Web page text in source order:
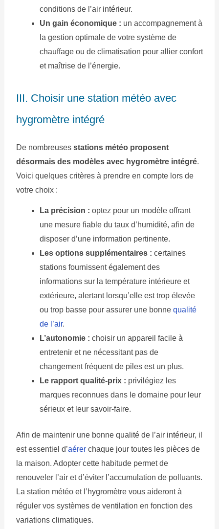
conditions de l’air intérieur.
Un gain économique : un accompagnement à
la gestion optimale de votre système de
chauffage ou de climatisation pour allier confort
et maîtrise de l’énergie.
III. Choisir une station météo avec
hygromètre intégré
De nombreuses stations météo proposent
désormais des modèles avec hygromètre intégré.
Voici quelques critères à prendre en compte lors de
votre choix :
La précision : optez pour un modèle offrant
une mesure fiable du taux d’humidité, afin de
disposer d’une information pertinente.
Les options supplémentaires : certaines
stations fournissent également des
informations sur la température intérieure et
extérieure, alertant lorsqu’elle est trop élevée
ou trop basse pour assurer une bonne qualité
de l’air.
L’autonomie : choisir un appareil facile à
entretenir et ne nécessitant pas de
changement fréquent de piles est un plus.
Le rapport qualité-prix : privilégiez les
marques reconnues dans le domaine pour leur
sérieux et leur savoir-faire.
Afin de maintenir une bonne qualité de l’air intérieur, il
est essentiel d’aérerchaque jour toutes les pièces de
la maison. Adopter cette habitude permet de
renouveler l’air et d’éviter l’accumulation de polluants.
La station météo et l’hygromètre vous aideront à
réguler vos systèmes de ventilation en fonction des
variations climatiques.